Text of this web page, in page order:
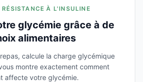
RÉSISTANCE À L'INSULINE
glycémie grâce à de
alimentaires
calcule la charge glycémique
montre exactement comment
affecte votre glycémie.